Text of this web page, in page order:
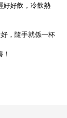
好好飲，冷飲熱
，隨手就係一杯